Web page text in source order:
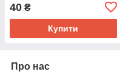
40 ₴
Купити
Про нас